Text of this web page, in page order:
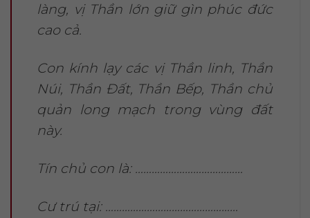
làng, vị Thần lớn giữ gìn phúc đức
cao cả.
Con kính lạy các vị Thần linh, Thần
Núi, Thần Đất, Thần Bếp, Thần chủ
quản long mạch trong vùng đất
này.
Tín chủ con là: …………………………………
Cư trú tại: …………………………………………